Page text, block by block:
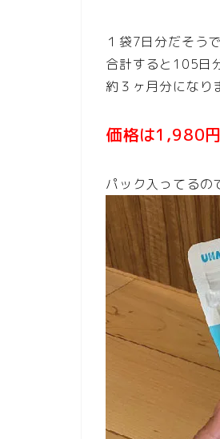
１袋7日分だそうで
合計すると105日
約３ヶ月分になり
価格は1,980円
パック入ってるの